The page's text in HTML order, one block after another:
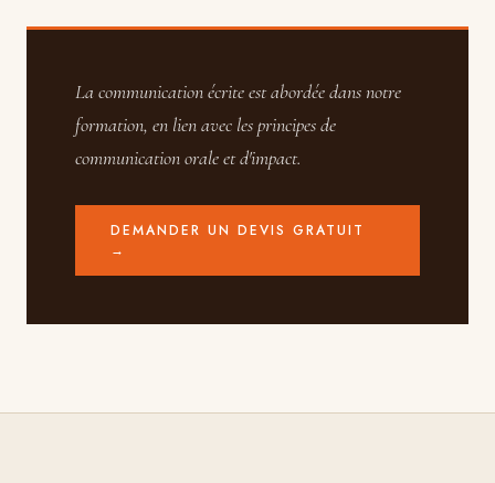
La communication écrite est abordée dans notre
formation, en lien avec les principes de
communication orale et d'impact.
DEMANDER UN DEVIS GRATUIT
→